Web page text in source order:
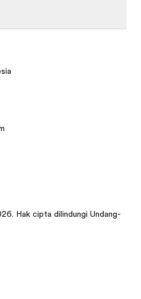
Hak cipta dilindungi Undang-